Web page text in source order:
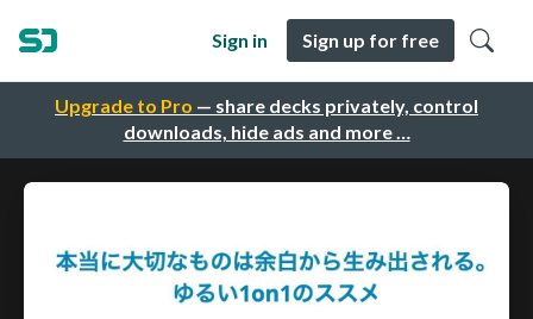
Upgrade to Pro — share decks privately, control
downloads, hide ads and more …
Sign in Sign up for free